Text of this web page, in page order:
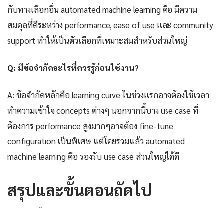
กับทางเลือกอื่น automated machine learning คือ มีความ
สมดุลที่ดีระหว่าง performance, ease of use และ community
support ทำให้เป็นตัวเลือกที่เหมาะสมสำหรับส่วนใหญ่
Q: มีข้อจำกัดอะไรที่ควรรู้ก่อนใช้งาน?
A: ข้อจำกัดหลักคือ learning curve ในช่วงแรกอาจต้องใช้เวลา
ทำความเข้าใจ concepts ต่างๆ นอกจากนี้บาง use case ที่
ต้องการ performance สูงมากๆอาจต้อง fine-tune
configuration เป็นพิเศษ แต่โดยรวมแล้ว automated
machine learning คือ รองรับ use case ส่วนใหญ่ได้ดี
สรุปและขั้นตอนถัดไป